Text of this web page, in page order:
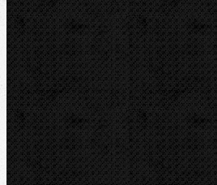
Zařazení
Hasáky, kleště, klíče
Hasáky, kleště, klíče / Hasáky
Sortiment